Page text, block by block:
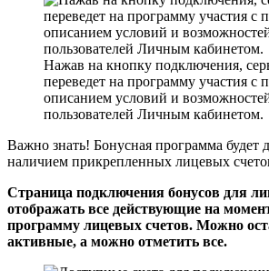
Нажав на кнопку подключения,
переведет на программу участия с
описанием условий и
пользователей Личным кабинетом.
Важно знать! Бонусная программа будет
наличием прикрепленных лицевых
Страница подключения бонусов для
отображать все действующие на
программу лицевых счетов. Можно
активные, а можно отметить все.